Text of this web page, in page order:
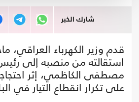
شارك الخبر
قدم وزير الكهرباء العراقي،
استقالته من منصبه إلى رئيس
مصطفى الكاظمي، إثر
على تكرار انقطاع التيار في